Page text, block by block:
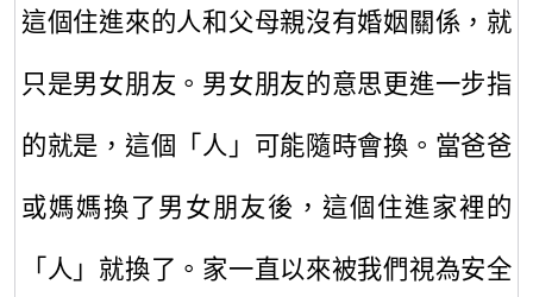
這個住進來的人和父母親沒有婚姻關係，就
只是男女朋友。 男女朋友的意思更進一步指
的就是，這個「人」 可能隨時會換。當爸爸
或媽媽換了男女朋友後，這個住進家裡的
「人」就換了。 家一直以來被我們視為安全